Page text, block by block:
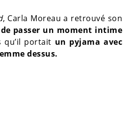
, Carla Moreau a retrouvé son
passer un moment intime
qu’il portait un pyjama avec
dessus.